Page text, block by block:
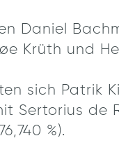
Daniel
Krüth und
sich Patrik
Sertorius de
%).